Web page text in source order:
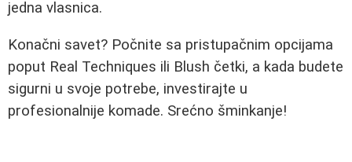
jedna vlasnica.
Konačni savet? Počnite sa pristupačnim opcijama
poput Real Techniques ili Blush četki, a kada budete
sigurni u svoje potrebe, investirajte u
profesionalnije komade. Srećno šminkanje!